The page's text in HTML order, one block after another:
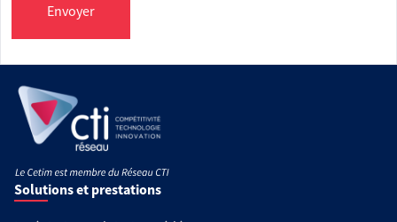
Envoyer
Solutions et prestations